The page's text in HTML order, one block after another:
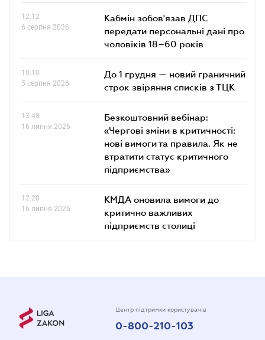
12.12
6 серпня 2026
Кабмін зобов'язав ДПС
передати персональні дані про
чоловіків 18–60 років
10.10
5 серпня 2026
До 1 грудня — новий граничний
строк звіряння списків з ТЦК
13.48
16 липня 2026
Безкоштовний вебінар:
«Чергові зміни в критичності:
нові вимоги та правила. Як не
втратити статус критичного
підприємства»
12.28
16 липня 2026
КМДА оновила вимоги до
критично важливих
підприємств столиці
Центр підтримки користувачів
0-800-210-103